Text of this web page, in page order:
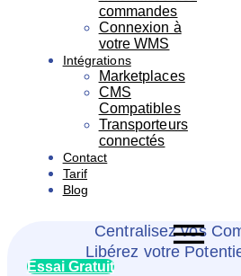
commandes
Connexion à
votre WMS
Intégrations
Marketplaces
CMS
Compatibles
Transporteurs
connectés
Contact
Tarif
Blog
Essai Gratuit
Centralisez vos
Libérez votre